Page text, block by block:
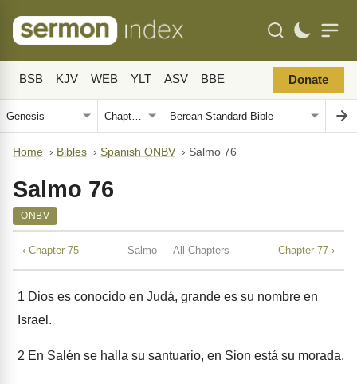
BSB KJV WEB YLT ASV BBE Donate
Home › Bibles › Spanish ONBV › Salmo 76
Salmo 76
ONBV
‹ Chapter 75 Salmo — All Chapters Chapter 77 ›
1 Dios es conocido en Judá, grande es su nombre en
Israel.
2 En Salén se halla su santuario, en Sion está su morada.